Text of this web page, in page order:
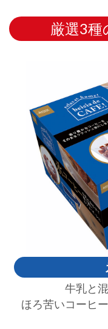
厳選3
牛乳と
ほろ苦いコーヒ